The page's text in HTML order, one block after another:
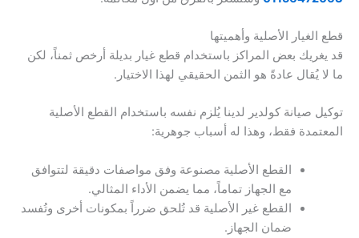
قطع الغيار الأصلية وأهميتها
قد يغريك بعض المراكز باستخدام قطع غيار بديلة أرخص ثمناً، لكن
ما لا يُقال عادةً هو الثمن الحقيقي لهذا الاختيار.
توكيل صيانة كولدير لدينا يُلزم نفسه باستخدام القطع الأصلية
المعتمدة فقط، وهذا له أسباب جوهرية:
القطع الأصلية مصنوعة وفق مواصفات دقيقة لتتوافق
مع الجهاز تماماً، مما يضمن الأداء المثالي.
القطع غير الأصلية قد تُلحق ضرراً بمكونات أخرى وتُفسد
ضمان الجهاز.